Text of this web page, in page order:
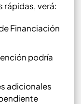
rápidas, verá:
Financiación
podría
adicionales